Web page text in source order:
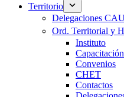
Territorio
Delegaciones
Ord. Territorial y
Instituto
Capacitación
Convenios
CHET
Contactos